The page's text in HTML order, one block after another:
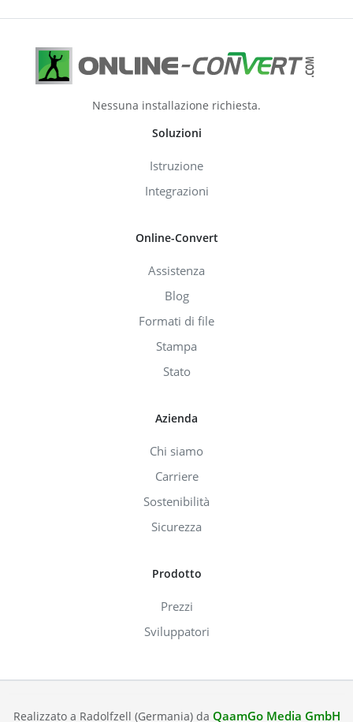
Nessuna installazione richiesta.
Soluzioni
Istruzione
Integrazioni
Online-Convert
Assistenza
Blog
Formati di file
Stampa
Stato
Azienda
Chi siamo
Carriere
Sostenibilità
Sicurezza
Prodotto
Prezzi
Sviluppatori
Realizzato a Radolfzell (Germania) da QaamGo Media GmbH